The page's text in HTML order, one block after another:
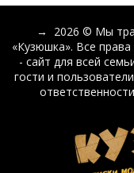
→ 2026 © Мы
«Кузюшка». Все
- сайт для всей
гости и